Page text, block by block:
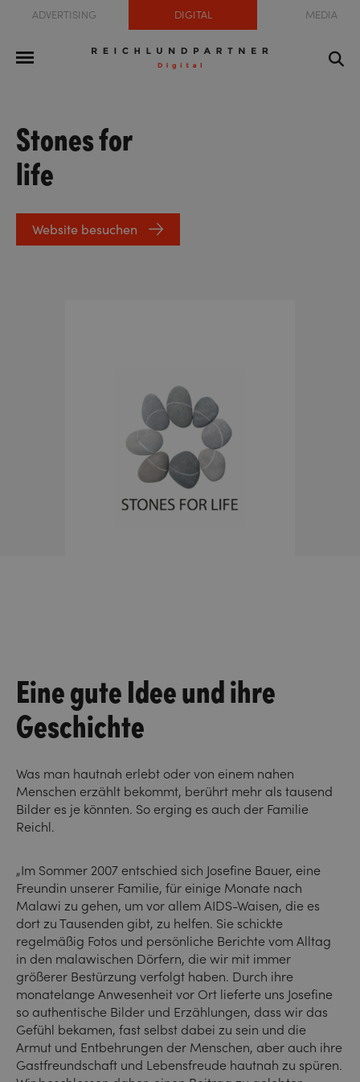
ADVERTISING DIGITAL MEDIA
Stones for
life
Website besuchen
Eine gute Idee und ihre
Geschichte
Was man hautnah erlebt oder von einem nahen
Menschen erzählt bekommt, berührt mehr als tausend
Bilder es je könnten. So erging es auch der Familie
Reichl.
„Im Sommer 2007 entschied sich Josefine Bauer, eine
Freundin unserer Familie, für einige Monate nach
Malawi zu gehen, um vor allem AIDS-Waisen, die es
dort zu Tausenden gibt, zu helfen. Sie schickte
regelmäßig Fotos und persönliche Berichte vom Alltag
in den malawischen Dörfern, die wir mit immer
größerer Bestürzung verfolgt haben. Durch ihre
monatelange Anwesenheit vor Ort lieferte uns Josefine
so authentische Bilder und Erzählungen, dass wir das
Gefühl bekamen, fast selbst dabei zu sein und die
Armut und Entbehrungen der Menschen, aber auch ihre
Gastfreundschaft und Lebensfreude hautnah zu spüren.